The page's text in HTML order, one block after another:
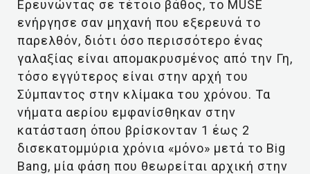
Ερευνώντας σε τέτοιο βάθος, το MUSE
ενήργησε σαν μηχανή που εξερευνά το
παρελθόν, διότι όσο περισσότερο ένας
γαλαξίας είναι απομακρυσμένος από την Γη,
τόσο εγγύτερος είναι στην αρχή του
Σύμπαντος στην κλίμακα του χρόνου. Τα
νήματα αερίου εμφανίσθηκαν στην
κατάσταση όπου βρίσκονταν 1 έως 2
δισεκατομμύρια χρόνια «μόνο» μετά το Big
Bang, μία φάση που θεωρείται αρχική στην